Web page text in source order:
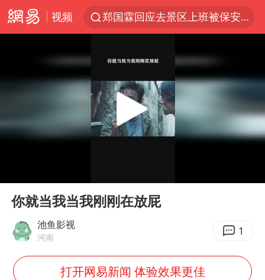
视频
郑国霖回应去景区上班被保安拦下
多地要求领导干部带头休假
24小时不关空调 电费会更低吗
龚宝冬烈士安葬仪式举行
今年4位周星驰电影配角去世
律师称“梅姨”若满75岁或不适用死刑
Play
你就当我当我刚刚在放屁
池鱼影视
河南 1
打开网易新闻 体验效果更佳